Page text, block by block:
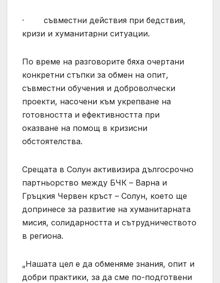
· съвместни действия при бедствия,
кризи и хуманитарни ситуации.
По време на разговорите бяха очертани
конкретни стъпки за обмен на опит,
съвместни обучения и доброволчески
проекти, насочени към укрепване на
готовността и ефективността при
оказване на помощ в кризисни
обстоятелства.
Срещата в Солун активизира дългосрочно
партньорство между БЧК – Варна и
Гръцкия Червен кръст – Солун, което ще
допринесе за развитие на хуманитарната
мисия, солидарността и сътрудничеството
в региона.
„Нашата цел е да обменяме знания, опит и
добри практики, за да сме по-подготвени